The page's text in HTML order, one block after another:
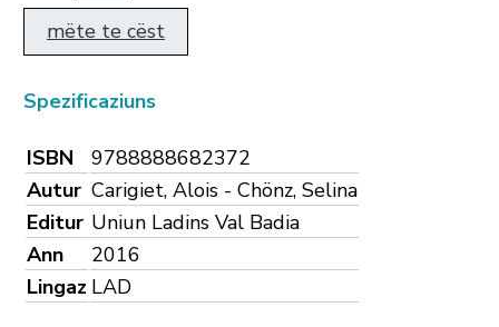
mëte te cëst
Spezificaziuns
ISBN
9788888682372
Autur Carigiet, Alois - Chönz, Selina
Editur Uniun Ladins Val Badia
Ann
2016
Lingaz LAD